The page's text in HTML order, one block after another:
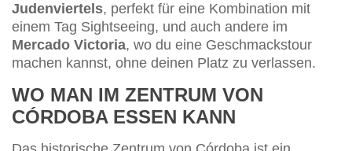
Judenviertels, perfekt für eine Kombination mit
einem Tag Sightseeing, und auch andere im
Mercado Victoria, wo du eine Geschmackstour
machen kannst, ohne deinen Platz zu verlassen.
WO MAN IM ZENTRUM VON
CÓRDOBA ESSEN KANN